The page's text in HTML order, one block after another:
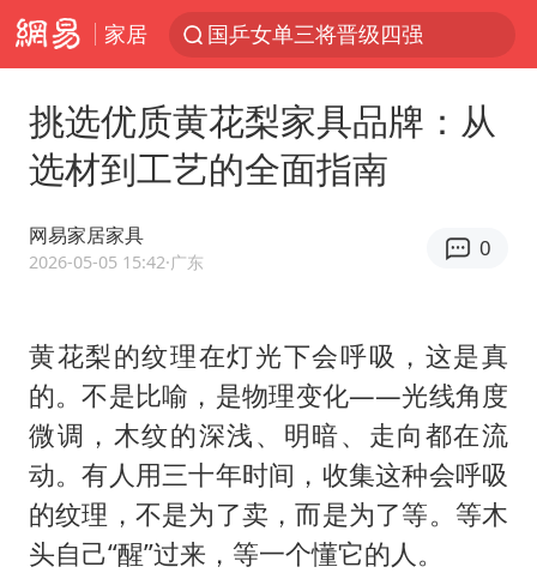
家居
国乒女单三将晋级四强
光影经济撬动暑期消费新蓝海
上四休三，但降薪1000元，你接受吗？
情侣平潭拍日出坠崖1死1伤
老挝国会主席赛宋蓬逝世
黄金牛市回来了吗
茅台部分直营店飞天茅台提价
全民健身事业高质量发展
挑选优质黄花梨家具品牌：从
选材到工艺的全面指南
网易家居家具
2026-05-05 15:42·广东
0
黄花梨的纹理在灯光下会呼吸，这是真
的。不是比喻，是物理变化——光线角度
微调，木纹的深浅、明暗、走向都在流
动。有人用三十年时间，收集这种会呼吸
的纹理，不是为了卖，而是为了等。等木
头自己“醒”过来，等一个懂它的人。